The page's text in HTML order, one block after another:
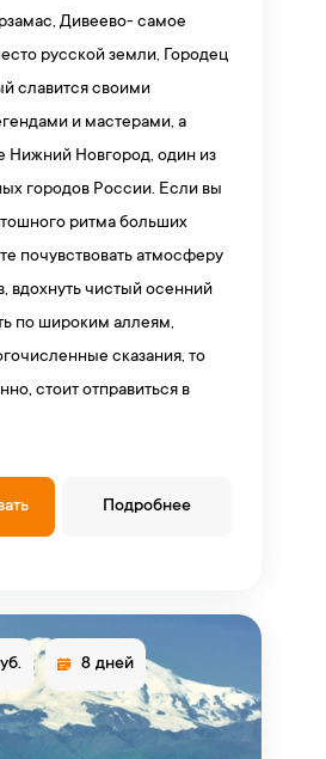
Дивеево- самое
русской земли, Городец
славится своими
и мастерами, а
Нижний Новгород, один из
городов России. Если вы
ритма больших
почувствовать атмосферу
вдохнуть чистый осенний
по широким аллеям,
сказания, то
стоит отправиться в
Подробнее
8 дней